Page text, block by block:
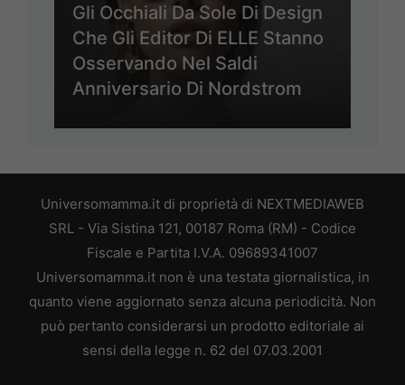
Gli Occhiali Da Sole Di Design
Che Gli Editor Di ELLE Stanno
Osservando Nel Saldi
Anniversario Di Nordstrom
Universomamma.it di proprietà di NEXTMEDIAWEB
SRL - Via Sistina 121, 00187 Roma (RM) - Codice
Fiscale e Partita I.V.A. 09689341007
Universomamma.it non è una testata giornalistica, in
quanto viene aggiornato senza alcuna periodicità. Non
può pertanto considerarsi un prodotto editoriale ai
sensi della legge n. 62 del 07.03.2001